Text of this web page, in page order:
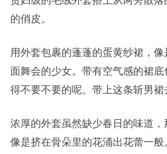
的俏皮。
用外套包裹的蓬蓬的蛋黄纱裙，
面舞会的少女。带有空气感的裙
得不要不要的呢。带上这条斩男裙
浓厚的外套虽然缺少春日的味道，
像是挤在骨朵里的花涌出花蕾一